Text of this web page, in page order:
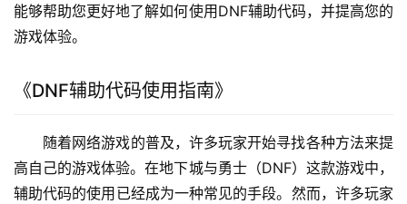
能够帮助您更好地了解如何使用DNF辅助代码，并提高您的
游戏体验。
《DNF辅助代码使用指南》
随着网络游戏的普及，许多玩家开始寻找各种方法来提
高自己的游戏体验。在地下城与勇士（DNF）这款游戏中，
辅助代码的使用已经成为一种常见的手段。然而，许多玩家